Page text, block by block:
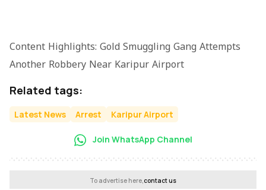
Content Highlights: Gold Smuggling Gang Attempts
Another Robbery Near Karipur Airport
Related tags:
Latest News Arrest Karipur Airport
Join WhatsApp Channel
To advertise here,contact us